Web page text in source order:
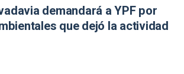
demandará a YPF por
que dejó la actividad